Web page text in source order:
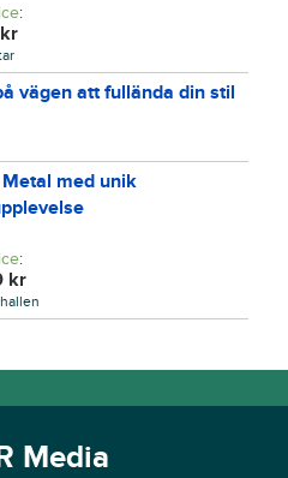
:
kr
vägen att fullända din stil
med unik
:
kr
Media